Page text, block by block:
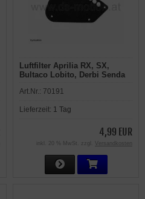
Luftfilter Aprilia RX, SX,
Bultaco Lobito, Derbi Senda
Art.Nr.: 70191
Lieferzeit: 1 Tag
4,99 EUR
inkl. 20 % MwSt. zzgl. Versandkosten